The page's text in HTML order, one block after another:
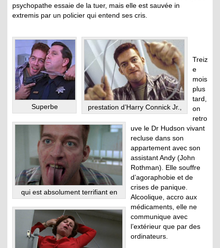
psychopathe essaie de la tuer, mais elle est sauvée in
extremis par un policier qui entend ses cris.
Superbe prestation d’Harry Connick Jr.,
qui est absolument terrifiant en
Treiz
e
mois
plus
tard,
on
retro
uve le Dr Hudson vivant
recluse dans son
appartement avec son
assistant Andy (John
Rothman). Elle souffre
d’agoraphobie et de
crises de panique.
Alcoolique, accro aux
médicaments, elle ne
communique avec
l’extérieur que par des
ordinateurs.